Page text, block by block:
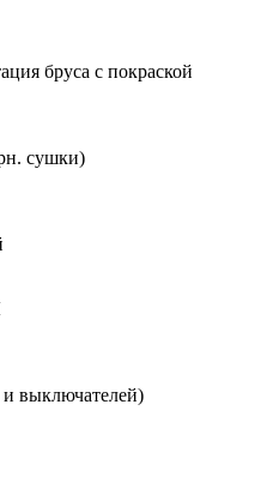
бруса с покраской
сушки)
и выключателей)